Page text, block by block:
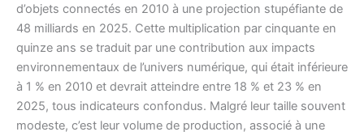
d’objets connectés en 2010 à une projection stupéfiante de
48 milliards en 2025. Cette multiplication par cinquante en
quinze ans se traduit par une contribution aux impacts
environnementaux de l’univers numérique, qui était inférieure
à 1 % en 2010 et devrait atteindre entre 18 % et 23 % en
2025, tous indicateurs confondus. Malgré leur taille souvent
modeste, c’est leur volume de production, associé à une